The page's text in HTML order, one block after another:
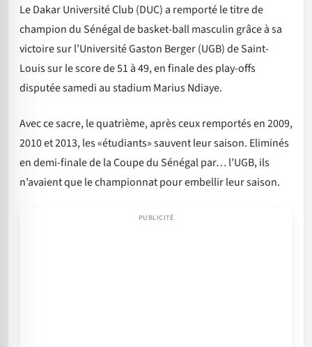
Le Dakar Université Club (DUC) a remporté le titre de
champion du Sénégal de basket-ball masculin grâce à sa
victoire sur l’Université Gaston Berger (UGB) de Saint-
Louis sur le score de 51 à 49, en finale des play-offs
disputée samedi au stadium Marius Ndiaye.
Avec ce sacre, le quatrième, après ceux remportés en 2009,
2010 et 2013, les «étudiants» sauvent leur saison. Eliminés
en demi-finale de la Coupe du Sénégal par… l’UGB, ils
n’avaient que le championnat pour embellir leur saison.